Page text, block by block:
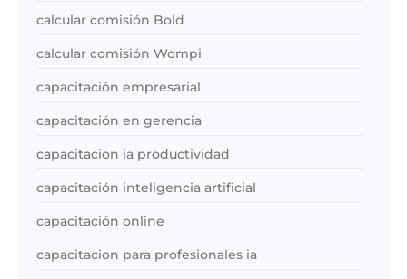
calcular comisión Bold
calcular comisión Wompi
capacitación empresarial
capacitación en gerencia
capacitacion ia productividad
capacitación inteligencia artificial
capacitación online
capacitacion para profesionales ia